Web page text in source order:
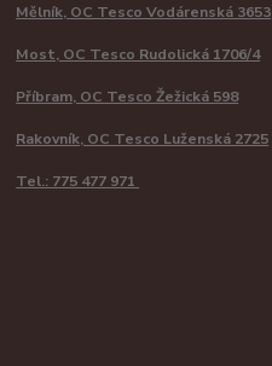
Mělník, OC Tesco Vodárenská 3653
Most, OC Tesco Rudolická 1706/4
Příbram, OC Tesco Žežická 598
Rakovník, OC Tesco Luženská 2725
Tel.: 775 477 971